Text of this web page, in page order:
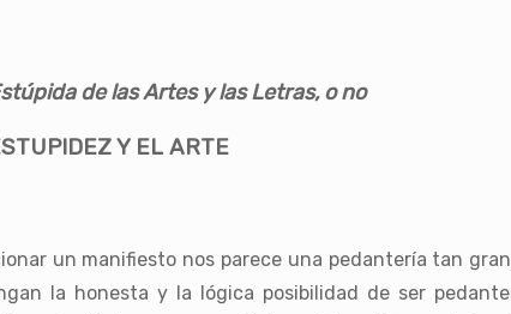
de las Artes y las Letras, o no
Y EL ARTE
un manifiesto nos parece una pedantería tan
la honesta y la lógica posibilidad de ser